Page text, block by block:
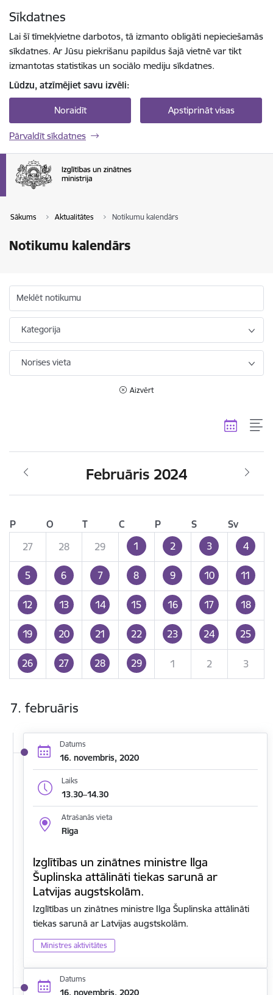
Sīkdatnes
Lai šī tīmekļvietne darbotos, tā izmanto obligāti nepieciešamās
sīkdatnes. Ar Jūsu piekrišanu papildus šajā vietnē var tikt
izmantotas statistikas un sociālo mediju sīkdatnes.
Lūdzu, atzīmējiet savu izvēli:
Noraidīt Apstiprināt visas
Pārvaldīt sīkdatnes
Sākums Aktualitātes Notikumu kalendārs
Notikumu kalendārs
Meklēt notikumu
Kategorija
Norises vieta
Aizvērt
Februāris 2024
P O T C P S
Sv
27
28 29 1 2 3 4
5 6 7 8 9 10 11
12 13 14 15 16 17 18
19 20 21 22 23 24 25
26 27 28 29 1 2 3
7. februāris
Datums
16. novembris, 2020
Laiks
13.30–14.30
Atrašanās vieta
Rīga
Izglītības un zinātnes ministre Ilga
Šuplinska attālināti tiekas sarunā ar
Latvijas augstskolām.
Izglītības un zinātnes ministre Ilga Šuplinska attālināti
tiekas sarunā ar Latvijas augstskolām.
Ministres aktivitātes
Datums
16. novembris, 2020